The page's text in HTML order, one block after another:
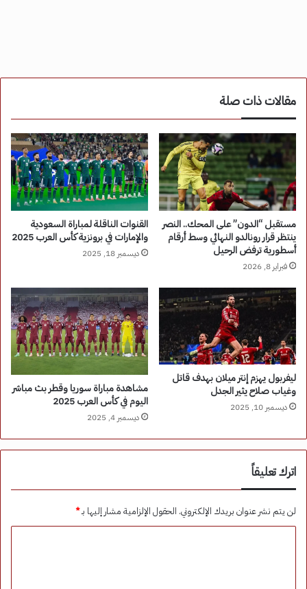
مقالات ذات صلة
مستقبل “الدون” على المحك.. النصر
ينتظر قرار رونالدو النهائي وسط أرقام
أسطورية ترفض الرحيل
فبراير 8, 2026
القنوات الناقلة لمباراة السعودية
والإمارات في برونزية كأس العرب 2025
ديسمبر 18, 2025
ليفربول يهزم إنتر ميلان بهدف قاتل
وغياب صلاح يثير الجدل
ديسمبر 10, 2025
مشاهدة مباراة سوريا وقطر بث مباشر
اليوم في كأس العرب 2025
ديسمبر 4, 2025
اترك تعليقاً
لن يتم نشر عنوان بريدك الإلكتروني. الحقول الإلزامية مشار إليها بـ*